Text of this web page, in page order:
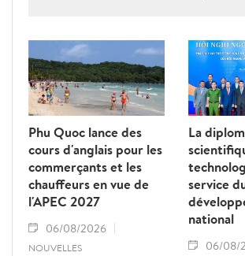
2023 un plan de mise en
cette loi sur la période 2024-
Phu Quoc lance des
cours d'anglais pour les
commerçants et les
chauffeurs en vue de
l'APEC 2027
06/08/2026
NOUVELLES
La
service
national
06/08/